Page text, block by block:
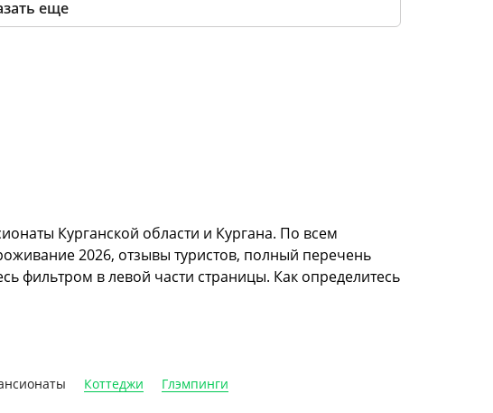
еще
Курганской области и Кургана. По всем
2026, отзывы туристов, полный перечень
фильтром в левой части страницы. Как определитесь
Коттеджи Глэмпинги